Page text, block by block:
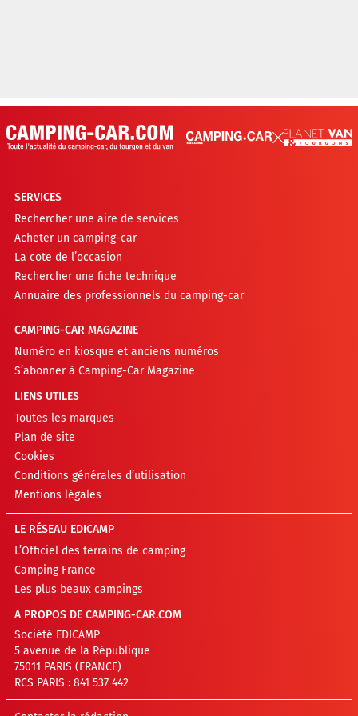
SERVICES
Rechercher une aire de services
Acheter un camping-car
La cote de l’occasion
Rechercher une fiche technique
Annuaire des professionnels du camping-car
CAMPING-CAR MAGAZINE
Numéro en kiosque et anciens numéros
S’abonner à Camping-Car Magazine
LIENS UTILES
Toutes les marques
Plan de site
Cookies
Conditions générales d’utilisation
Mentions légales
LE RÉSEAU EDICAMP
L’Officiel des terrains de camping
Camping France
Les plus beaux campings
A PROPOS DE CAMPING-CAR.COM
Société EDICAMP
5 avenue de la République
75011 PARIS (FRANCE)
RCS PARIS : 841 537 442